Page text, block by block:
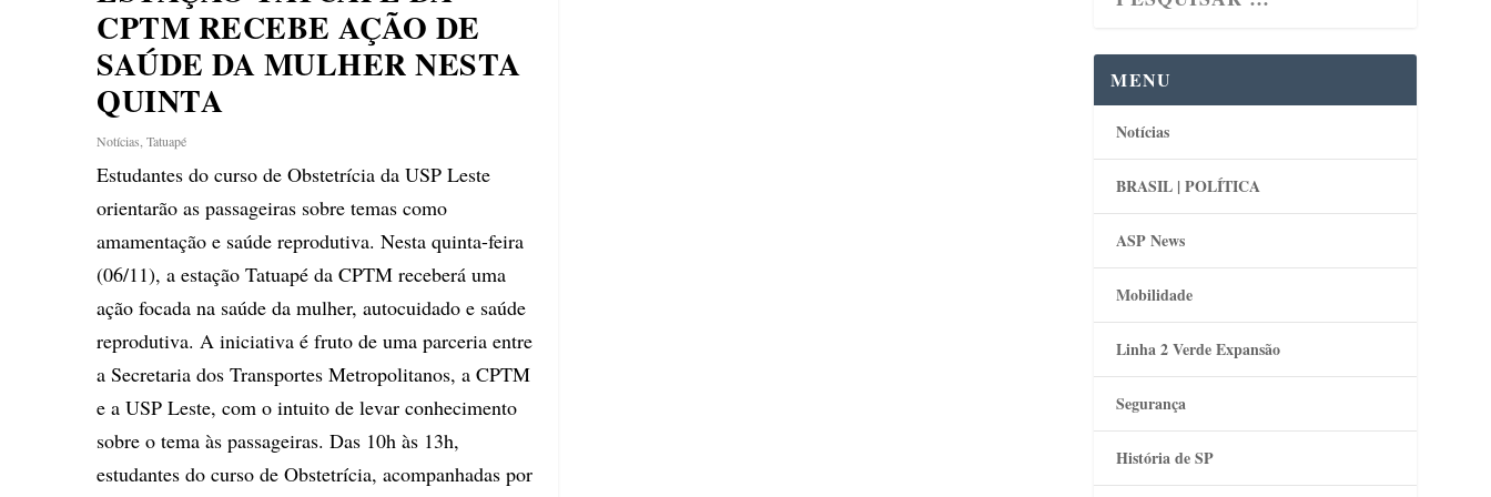
CPTM RECEBE AÇÃO DE
SAÚDE DA MULHER NESTA
QUINTA
Notícias ,Tatuapé
Estudantes do curso de Obstetrícia da USP Leste
orientarão as passageiras sobre temas como
amamentação e saúde reprodutiva. Nesta quinta-feira
(06/11), a estação Tatuapé da CPTM receberá uma
ação focada na saúde da mulher, autocuidado e saúde
reprodutiva. A iniciativa é fruto de uma parceria entre
a Secretaria dos Transportes Metropolitanos, a CPTM
e a USP Leste, com o intuito de levar conhecimento
sobre o tema às passageiras. Das 10h às 13h,
estudantes do curso de Obstetrícia, acompanhadas por
MENU
Notícias
BRASIL | POLÍTICA
ASP News
Mobilidade
Linha 2 Verde Expansão
Segurança
História de SP